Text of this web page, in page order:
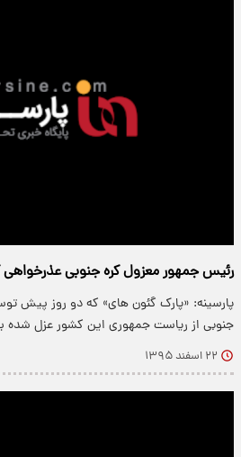
رئیس جمهور معزول کره جنوبی عذرخواهی
پارسینه: «پارک گئون های» که دو روز پیش
جنوبی از ریاست جمهوری این کشور عزل شده
۲۲ اسفند ۱۳۹۵